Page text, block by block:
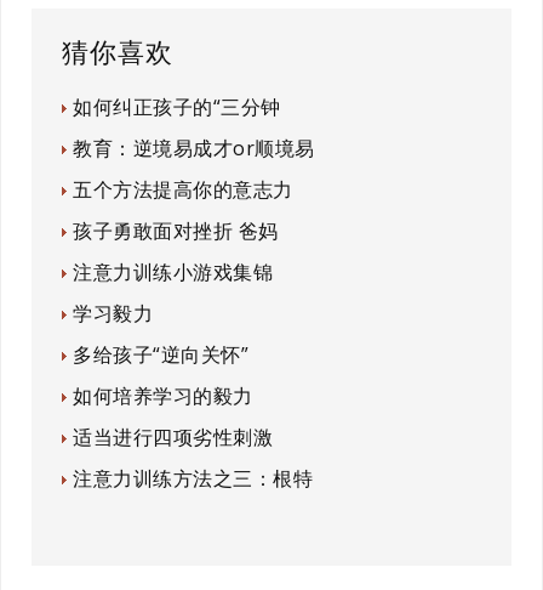
猜你喜欢
如何纠正孩子的“三分钟
教育：逆境易成才or顺境易
五个方法提高你的意志力
孩子勇敢面对挫折 爸妈
注意力训练小游戏集锦
学习毅力
多给孩子“逆向关怀”
如何培养学习的毅力
适当进行四项劣性刺激
注意力训练方法之三：根特